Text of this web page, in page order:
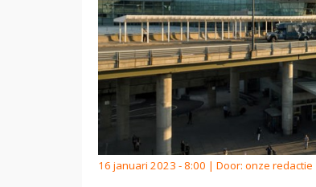
16 januari 2023 - 8:00 | Door: onze redactie